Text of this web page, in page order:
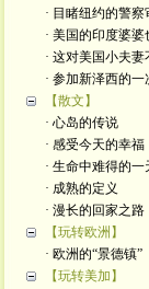
· 目睹纽约的警察
· 美国的印度婆婆
· 这对美国小夫妻
· 参加新泽西的一
【散文】
· 心岛的传说
· 感受今天的幸福
· 生命中难得的一
· 成熟的定义
· 漫长的回家之路
【玩转欧洲】
· 欧洲的“景德镇”
【玩转美加】